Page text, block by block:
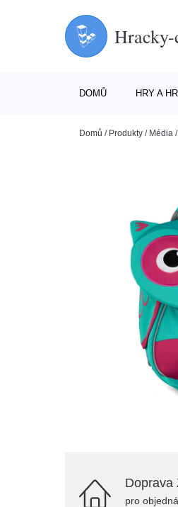
DOMŮ HRY A
Domů / Produkty / Média /
Doprava
pro